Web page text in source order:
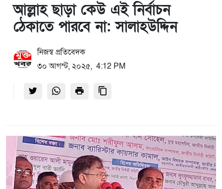
আল্লাহ ছাড়া কেউ এই নির্বাচন
ঠেকাতে পারবে না: সালাহউদ্দিন
নিজস্ব প্রতিবেদক
৩০ আগস্ট, ২০২৫, 4:12 PM